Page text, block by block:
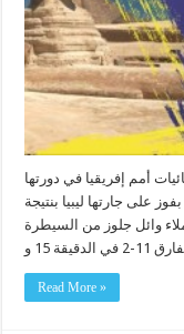
أمم إفريقيا في دورتها
30 جانفي الجاري بفوز على جارتها ليبيا بنتيجة
وائل جلوز من السيطرة
Read More »